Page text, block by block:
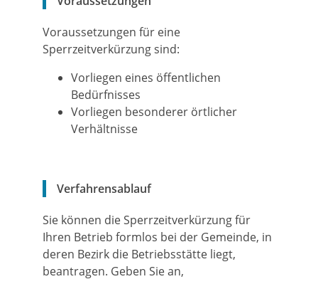
Voraussetzungen für eine
Sperrzeitverkürzung sind:
Vorliegen eines öffentlichen
Bedürfnisses
Vorliegen besonderer örtlicher
Verhältnisse
Verfahrensablauf
Sie können die Sperrzeitverkürzung für
Ihren Betrieb formlos bei der Gemeinde, in
deren Bezirk die Betriebsstätte liegt,
beantragen. Geben Sie an,